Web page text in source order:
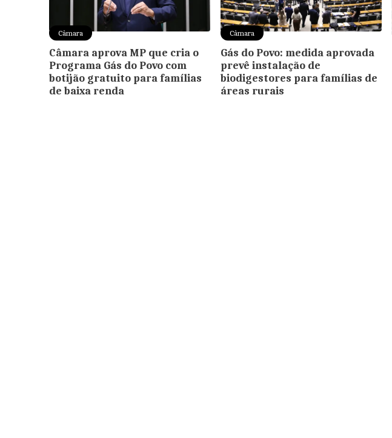
Câmara
Câmara aprova MP que cria o
Programa Gás do Povo com
botijão gratuito para famílias
de baixa renda
Câmara
Gás do Povo: medida aprovada
prevê instalação de
biodigestores para famílias de
áreas rurais